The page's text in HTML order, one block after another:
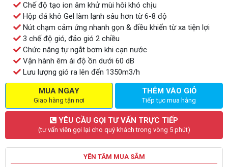
Chế độ tạo ion âm khử mùi hôi khó chịu
Hộp đá khô Gel làm lạnh sâu hơn từ 6-8 độ
Nút chạm cảm ứng nhanh gọn & điều khiển từ xa tiện lợi
3 chế độ gió, đảo gió 2 chiều
Chức năng tự ngắt bơm khi cạn nước
Vận hành êm ái độ ồn dưới 60 dB
Lưu lượng gió ra lên đến 1350m3/h
MUA NGAY
Giao hàng tận nơi
THÊM VÀO GIỎ
Tiếp tục mua hàng
YÊU CẦU GỌI TƯ VẤN TRỰC TIẾP
(tư vấn viên gọi lại cho quý khách trong vòng 5 phút)
YÊN TÂM MUA SẮM